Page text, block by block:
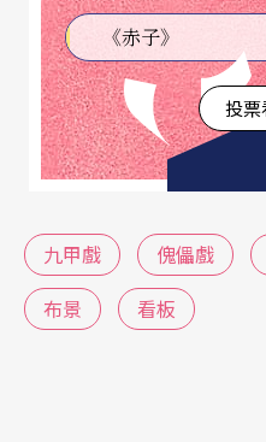
存「南管新錦珠劇團」
管音樂戲曲館、泉州社
學。
＃傀儡戲
傀儡戲種類眾多，閩南、
儡。目前可見最早傀儡
十五年，而實際自福建
《赤子》
投票
九甲戲 傀儡戲
布景
看板